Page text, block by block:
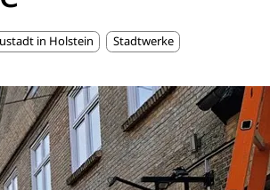
in Holstein Stadtwerke